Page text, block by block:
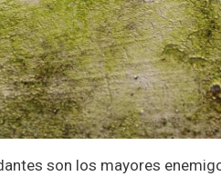
son los mayores